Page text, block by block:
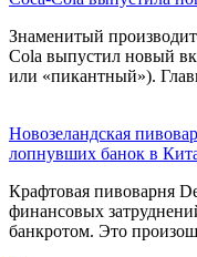
Знаменитый
Cola выпустил новый
или «пикантный»).
Новозеландская
лопнувших банок в
Крафтовая пивоварня
финансовых
банкротом. Это